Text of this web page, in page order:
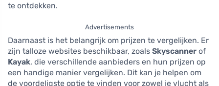
te ontdekken.
Advertisements
Daarnaast is het belangrijk om prijzen te vergelijken. Er
zijn talloze websites beschikbaar, zoals Skyscanner of
Kayak, die verschillende aanbieders en hun prijzen op
een handige manier vergelijken. Dit kan je helpen om
de voordeligste optie te vinden voor zowel je vlucht als